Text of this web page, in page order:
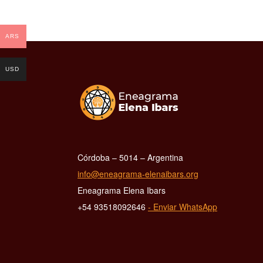
Córdoba – 5014 – Argentina
info@eneagrama-elenaibars.org
Eneagrama Elena Ibars
+54 93518092646 - Enviar WhatsApp
ARS
USD